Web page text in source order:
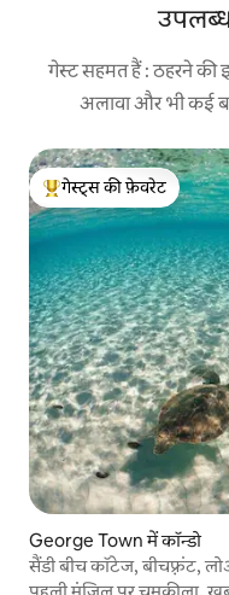
गेस्ट सहमत हैं : ठहरने
अलावा और भी कई
गेस्ट्स का टॉप फ़ेवरेट
गेस्ट्स की फ़ेवरेट
George Town में कॉन्डो
सैंडी बीच कॉटेज, बीचफ़्रंट,